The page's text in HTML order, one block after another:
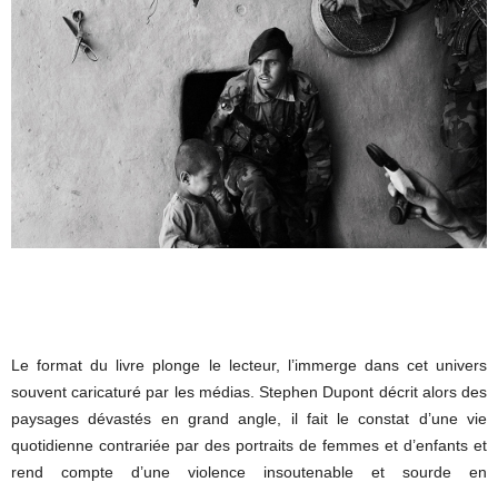
Le format du livre plonge le lecteur, l’immerge dans cet univers
souvent caricaturé par les médias. Stephen Dupont décrit alors des
paysages dévastés en grand angle, il fait le constat d’une vie
quotidienne contrariée par des portraits de femmes et d’enfants et
rend compte d’une violence insoutenable et sourde en